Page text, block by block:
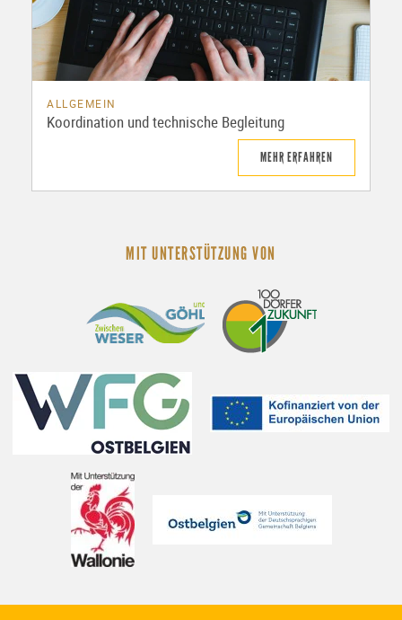
ALLGEMEIN
Koordination und technische Begleitung
MEHR ERFAHREN
MIT UNTERSTÜTZUNG VON